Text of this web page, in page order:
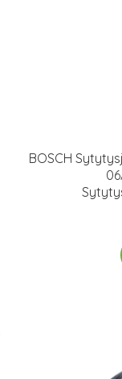
BOSCH